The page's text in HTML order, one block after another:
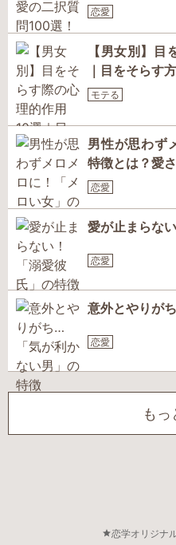
恋愛
【男女別】
｜目をそらす
モテる
男性が思わず
特徴とは？愛
恋愛
愛が止まらな
恋愛
意外とやりが
恋愛
もっ
恋学オリジナ